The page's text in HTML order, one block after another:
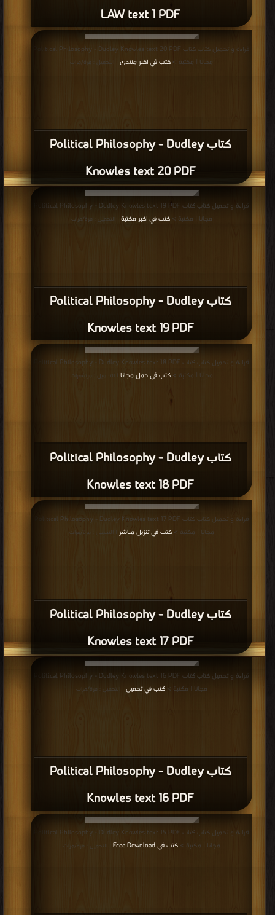
LAW text 1 PDF
كتاب Political Philosophy - Dudley
Knowles text 20 PDF
قراءة و تحميل كتاب كتاب Political Philosophy - Dudley Knowles text 20 PDF
مجانا | مكتبة > كتب في اكبر منتدى | التحميل : مرة/مرات
كتاب Political Philosophy - Dudley
Knowles text 19 PDF
قراءة و تحميل كتاب كتاب Political Philosophy - Dudley Knowles text 19 PDF
مجانا | مكتبة >كتب في اكبر مكتبة | التحميل : مرة/مرات
كتاب Political Philosophy - Dudley
Knowles text 18 PDF
قراءة و تحميل كتاب كتاب Political Philosophy - Dudley Knowles text 18 PDF
مجانا | مكتبة >كتب في حمل مجانا | التحميل : مرة/مرات
كتاب Political Philosophy - Dudley
Knowles text 17 PDF
قراءة و تحميل كتاب كتاب Political Philosophy - Dudley Knowles text 17 PDF
مجانا | مكتبة >كتب في تنزيل مباشر | التحميل : مرة/مرات
كتاب Political Philosophy - Dudley
Knowles text 16 PDF
قراءة و تحميل كتاب كتاب Political Philosophy - Dudley Knowles text 16 PDF
مجانا | مكتبة >كتب في تحميل | التحميل : مرة/مرات
قراءة و تحميل كتاب كتاب Political Philosophy - Dudley Knowles text 15 PDF
مجانا | مكتبة >كتب في Free Download | التحميل : مرة/مرات